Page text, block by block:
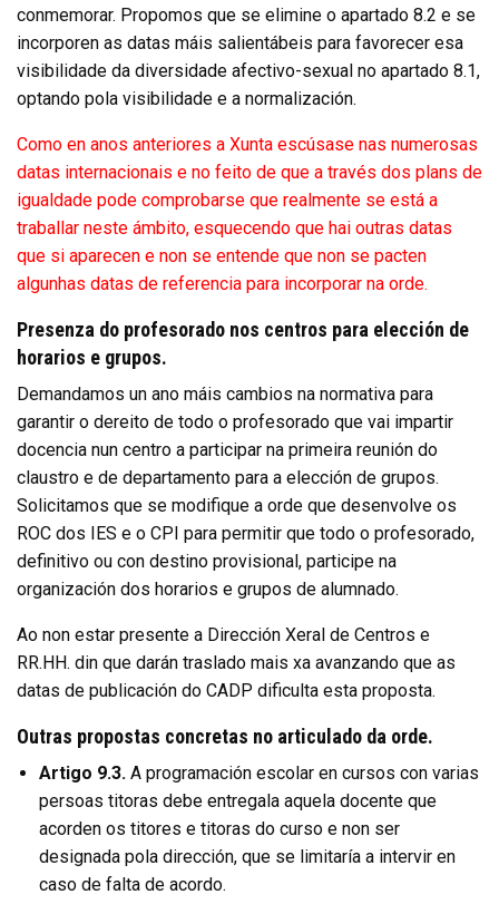
conmemorar. Propomos que se elimine o apartado 8.2 e se
incorporen as datas máis salientábeis para favorecer esa
visibilidade da diversidade afectivo-sexual no apartado 8.1,
optando pola visibilidade e a normalización.
Como en anos anteriores a Xunta escúsase nas numerosas
datas internacionais e no feito de que a través dos plans de
igualdade pode comprobarse que realmente se está a
traballar neste ámbito, esquecendo que hai outras datas
que si aparecen e non se entende que non se pacten
algunhas datas de referencia para incorporar na orde.
Presenza do profesorado nos centros para elección de
horarios e grupos.
Demandamos un ano máis cambios na normativa para
garantir o dereito de todo o profesorado que vai impartir
docencia nun centro a participar na primeira reunión do
claustro e de departamento para a elección de grupos.
Solicitamos que se modifique a orde que desenvolve os
ROC dos IES e o CPI para permitir que todo o profesorado,
definitivo ou con destino provisional, participe na
organización dos horarios e grupos de alumnado.
Ao non estar presente a Dirección Xeral de Centros e
RR.HH. din que darán traslado mais xa avanzando que as
datas de publicación do CADP dificulta esta proposta.
Outras propostas concretas no articulado da orde.
Artigo 9.3. A programación escolar en cursos con varias
persoas titoras debe entregala aquela docente que
acorden os titores e titoras do curso e non ser
designada pola dirección, que se limitaría a intervir en
caso de falta de acordo.